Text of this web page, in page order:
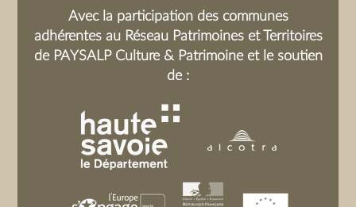
Avec la participation des communes
adhérentes au Réseau Patrimoines et Territoires
de PAYSALP Culture & Patrimoine et le soutien
de :